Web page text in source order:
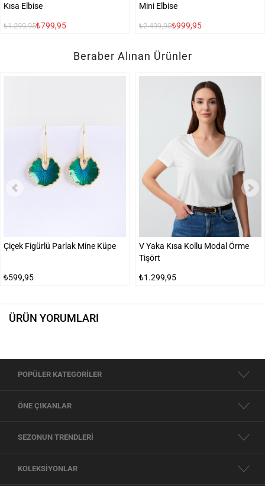
Kısa Elbise
₺1.299,95₺799,95
Mini Elbise
₺2.499,95₺999,95
Beraber Alınan Ürünler
Çiçek Figürlü Parlak Mine Küpe
₺599,95
V Yaka Kısa Kollu Modal Örme
Tişört
₺1.299,95
ÜRÜN YORUMLARI
POPÜLER KATEGORİLER
ÖNE ÇIKANLAR
SEZONUN TRENDLERİ
KOLEKSİYONLAR